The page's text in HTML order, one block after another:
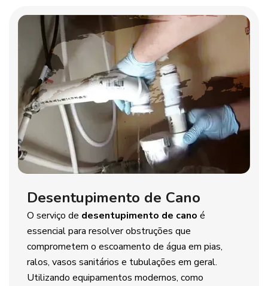
Desentupimento de Cano
O serviço de desentupimento de cano é
essencial para resolver obstruções que
comprometem o escoamento de água em pias,
ralos, vasos sanitários e tubulações em geral.
Utilizando equipamentos modernos, como